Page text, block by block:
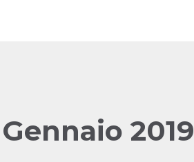
Gennaio 2019